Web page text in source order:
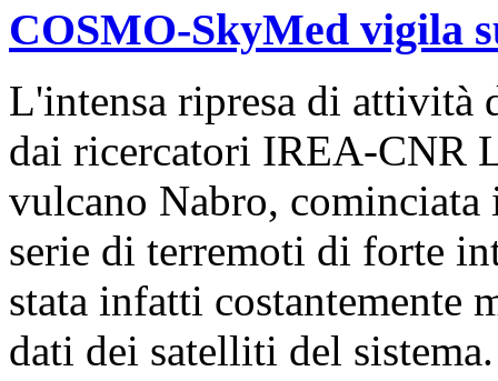
COSMO-SkyMed vigila
L'intensa ripresa di attività
dai ricercatori IREA-CNR
vulcano Nabro,
serie di terremoti di forte
stata infatti costantemente
dati dei satelliti del